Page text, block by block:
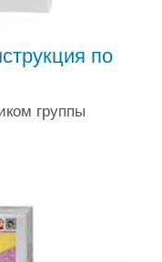
по
группы